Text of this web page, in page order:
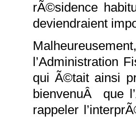
rÃ©sidence
deviendraient
l’Administration
qui Ã©tait ainsi
bienvenuÂ que
rappeler